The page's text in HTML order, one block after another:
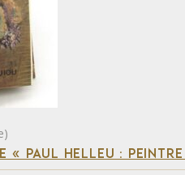
« PAUL HELLEU :